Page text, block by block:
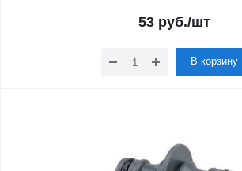
53 руб./шт
В корзину